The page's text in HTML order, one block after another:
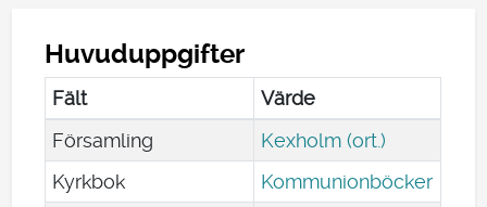
Huvuduppgifter
Fält
Värde
Församling
Kexholm (ort.)
Kyrkbok
Kommunionböcker